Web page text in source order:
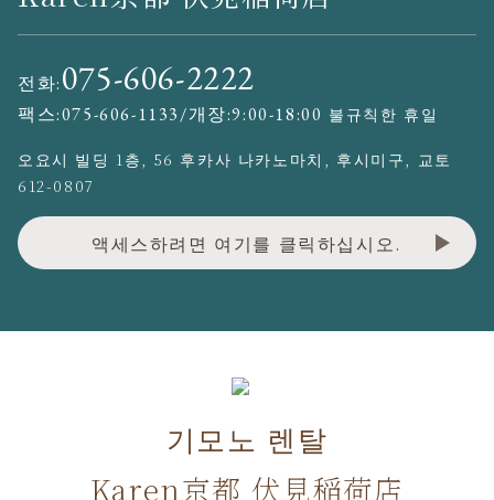
전화:075-606-2222
팩스:075-606-1133/개장:9:00-18:00 불규칙한 휴일
오요시 빌딩 1층, 56 후카사 나카노마치, 후시미구, 교토
612-0807
액세스하려면 여기를 클릭하십시오.
기모노 렌탈
Karen京都 伏見稲荷店